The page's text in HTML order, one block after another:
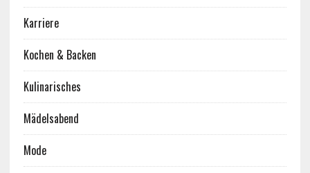
Karriere
Kochen & Backen
Kulinarisches
Mädelsabend
Mode